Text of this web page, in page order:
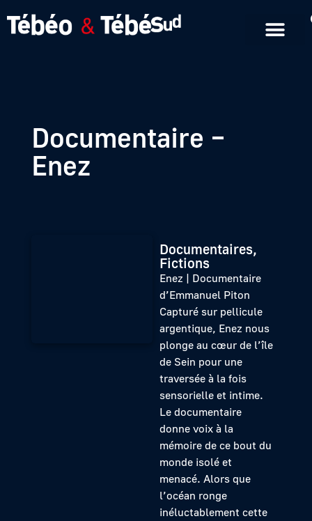
Documentaire –
Enez
Documentaires,
Fictions
Enez | Documentaire
d’Emmanuel Piton
Capturé sur pellicule
argentique, Enez nous
plonge au cœur de l’île
de Sein pour une
traversée à la fois
sensorielle et intime.
Le documentaire
donne voix à la
mémoire de ce bout du
monde isolé et
menacé. Alors que
l’océan ronge
inéluctablement cette